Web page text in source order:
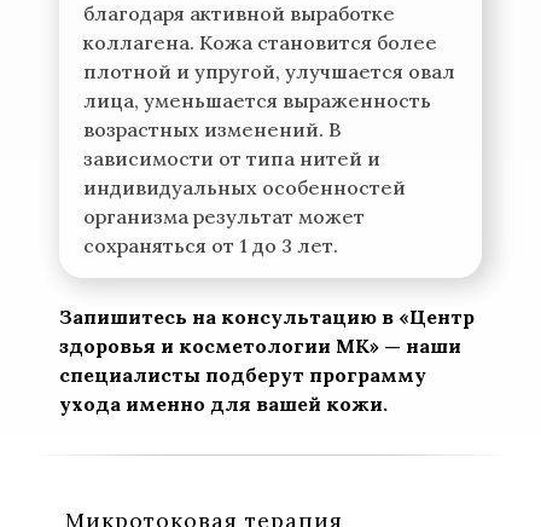
благодаря активной выработке
коллагена. Кожа становится более
плотной и упругой, улучшается овал
лица, уменьшается выраженность
возрастных изменений. В
зависимости от типа нитей и
индивидуальных особенностей
организма результат может
сохраняться от 1 до 3 лет.
Запишитесь на консультацию в «Центр
здоровья и косметологии МК» — наши
специалисты подберут программу
ухода именно для вашей кожи.
Микротоковая терапия